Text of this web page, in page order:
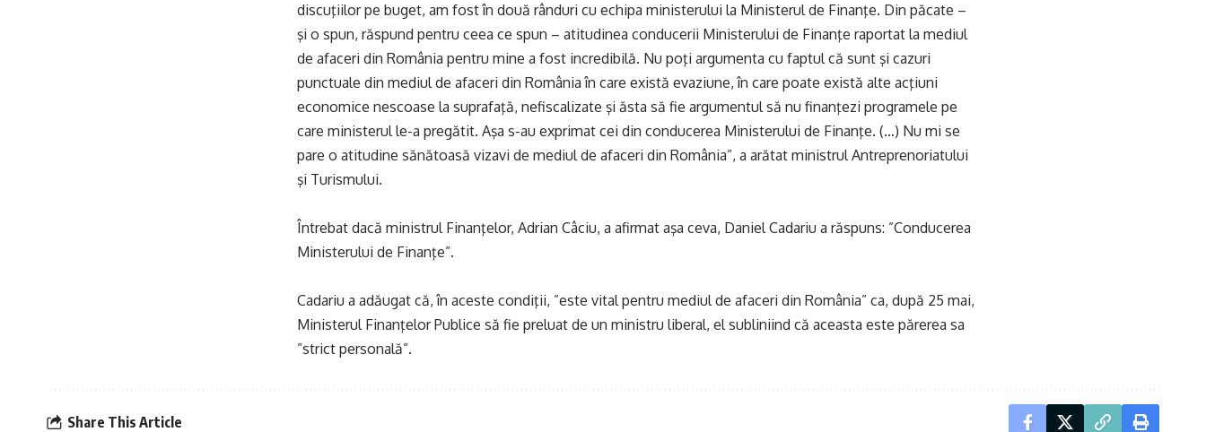
discuţiilor pe buget, am fost în două rânduri cu echipa ministerului la Ministerul de Finanţe. Din păcate –
şi o spun, răspund pentru ceea ce spun – atitudinea conducerii Ministerului de Finanţe raportat la mediul
de afaceri din România pentru mine a fost incredibilă. Nu poţi argumenta cu faptul că sunt şi cazuri
punctuale din mediul de afaceri din România în care există evaziune, în care poate există alte acţiuni
economice nescoase la suprafaţă, nefiscalizate şi ăsta să fie argumentul să nu finanţezi programele pe
care ministerul le-a pregătit. Aşa s-au exprimat cei din conducerea Ministerului de Finanţe. (…) Nu mi se
pare o atitudine sănătoasă vizavi de mediul de afaceri din România”, a arătat ministrul Antreprenoriatului
şi Turismului.
Întrebat dacă ministrul Finanţelor, Adrian Câciu, a afirmat aşa ceva, Daniel Cadariu a răspuns: ”Conducerea
Ministerului de Finanţe”.
Cadariu a adăugat că, în aceste condiţii, ”este vital pentru mediul de afaceri din România” ca, după 25 mai,
Ministerul Finanţelor Publice să fie preluat de un ministru liberal, el subliniind că aceasta este părerea sa
”strict personală”.
Share This Article